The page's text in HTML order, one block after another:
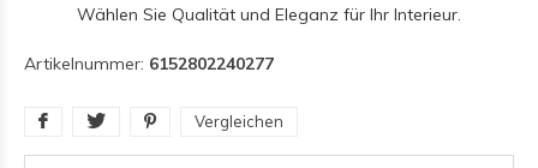
Wählen Sie Qualität und Eleganz für Ihr Interieur.
Artikelnummer: 6152802240277
Vergleichen